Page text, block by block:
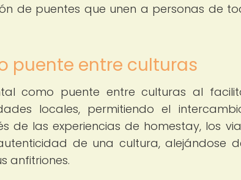
de puentes que unen a personas de
puente entre culturas
como puente entre culturas al
locales, permitiendo el
de las experiencias de homestay, los
de una cultura, alejándose
anfitriones.